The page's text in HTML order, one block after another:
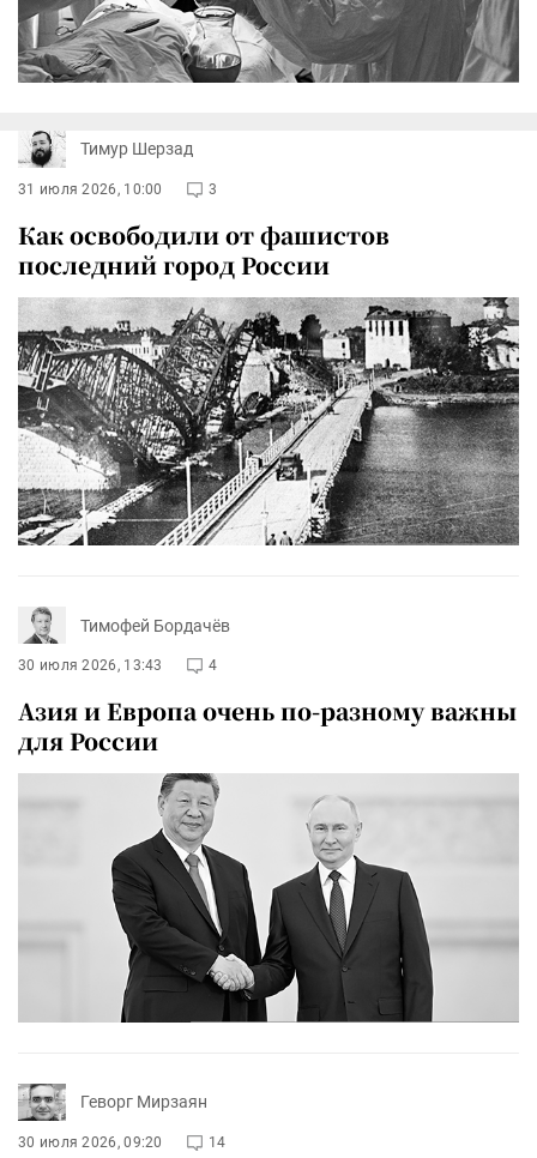
Тимур Шерзад
31 июля 2026, 10:00 3
Как освободили от фашистов
последний город России
Тимофей Бордачёв
30 июля 2026, 13:43 4
Азия и Европа очень по-разному важны
для России
Геворг Мирзаян
30 июля 2026, 09:20 14